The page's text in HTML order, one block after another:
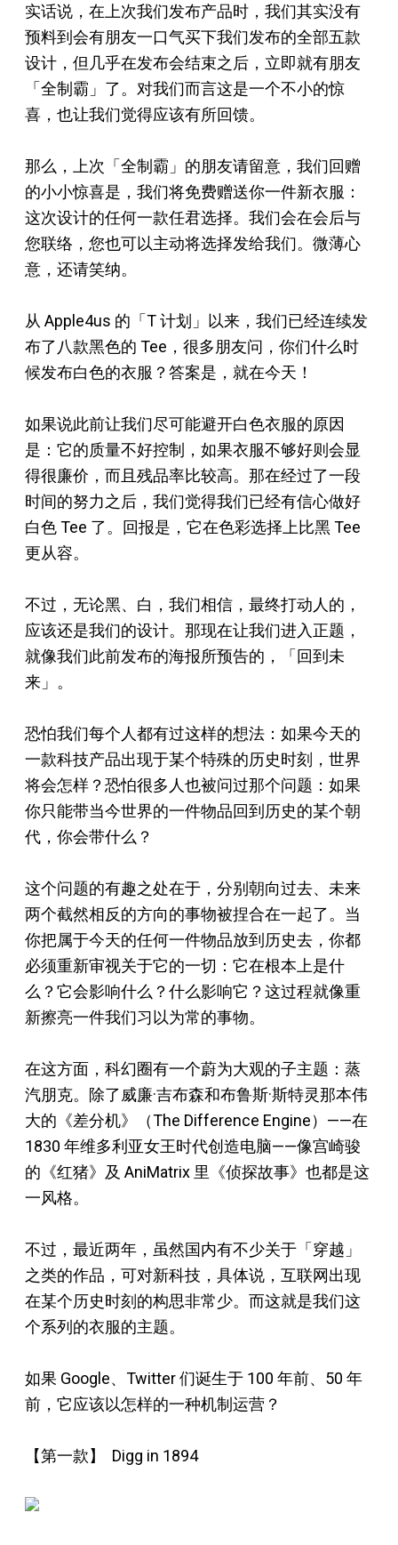
实话说，在上次我们发布产品时，我们其实没有
预料到会有朋友一口气买下我们发布的全部五款
设计，但几乎在发布会结束之后，立即就有朋友
「全制霸」了。对我们而言这是一个不小的惊
喜，也让我们觉得应该有所回馈。
那么，上次「全制霸」的朋友请留意，我们回赠
的小小惊喜是，我们将免费赠送你一件新衣服：
这次设计的任何一款任君选择。我们会在会后与
您联络，您也可以主动将选择发给我们。微薄心
意，还请笑纳。
从 Apple4us 的「T 计划」以来，我们已经连续发
布了八款黑色的 Tee，很多朋友问，你们什么时
候发布白色的衣服？答案是，就在今天！
如果说此前让我们尽可能避开白色衣服的原因
是：它的质量不好控制，如果衣服不够好则会显
得很廉价，而且残品率比较高。那在经过了一段
时间的努力之后，我们觉得我们已经有信心做好
白色 Tee 了。回报是，它在色彩选择上比黑 Tee
更从容。
不过，无论黑、白，我们相信，最终打动人的，
应该还是我们的设计。那现在让我们进入正题，
就像我们此前发布的海报所预告的，「回到未
来」。
恐怕我们每个人都有过这样的想法：如果今天的
一款科技产品出现于某个特殊的历史时刻，世界
将会怎样？恐怕很多人也被问过那个问题：如果
你只能带当今世界的一件物品回到历史的某个朝
代，你会带什么？
这个问题的有趣之处在于，分别朝向过去、未来
两个截然相反的方向的事物被捏合在一起了。当
你把属于今天的任何一件物品放到历史去，你都
必须重新审视关于它的一切：它在根本上是什
么？它会影响什么？什么影响它？这过程就像重
新擦亮一件我们习以为常的事物。
在这方面，科幻圈有一个蔚为大观的子主题：蒸
汽朋克。除了威廉·吉布森和布鲁斯·斯特灵那本伟
大的《差分机》（The Difference Engine）——在
1830 年维多利亚女王时代创造电脑——像宫崎骏
的《红猪》及 AniMatrix 里《侦探故事》也都是这
一风格。
不过，最近两年，虽然国内有不少关于「穿越」
之类的作品，可对新科技，具体说，互联网出现
在某个历史时刻的构思非常少。而这就是我们这
个系列的衣服的主题。
如果 Google、Twitter 们诞生于 100 年前、50 年
前，它应该以怎样的一种机制运营？
【第一款】 Digg in 1894